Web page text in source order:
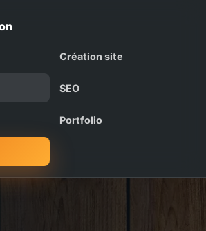
Création site
SEO
Portfolio